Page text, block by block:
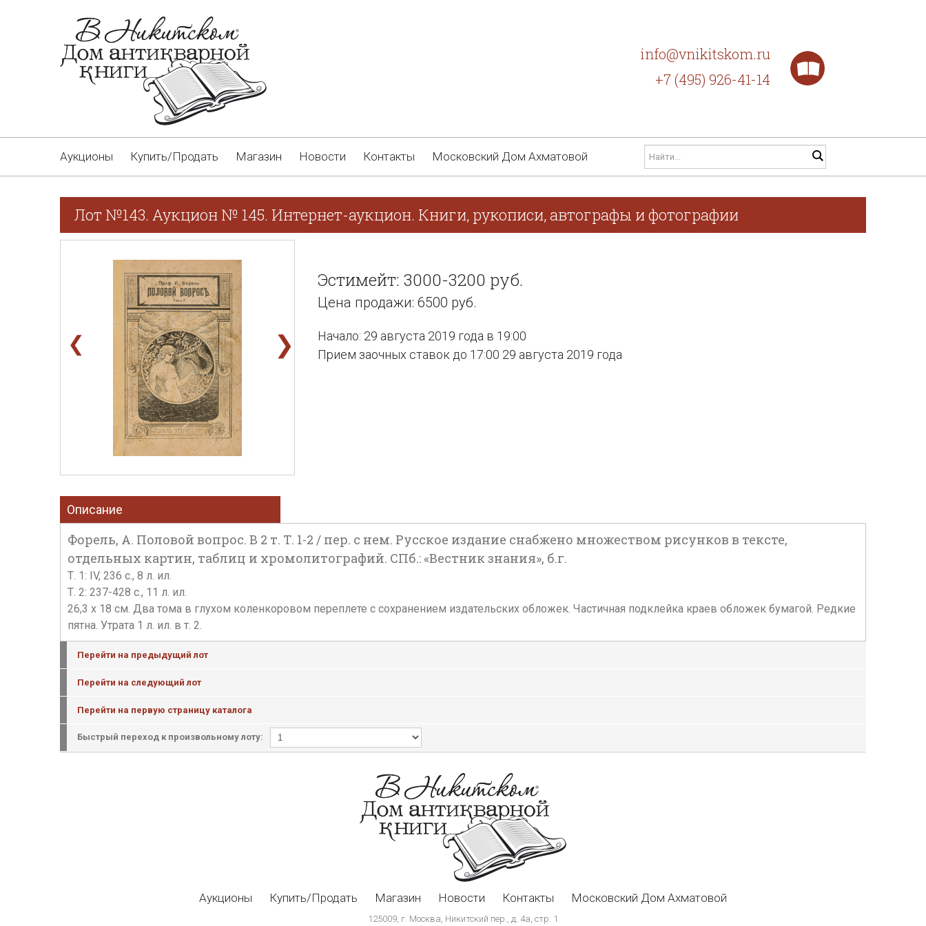
info@vnikitskom.ru
+7 (495) 926-41-14
Аукционы Купить/Продать Магазин Новости Контакты Московский Дом Ахматовой
Лот №143. Аукцион № 145. Интернет-аукцион. Книги, рукописи, автографы и фотографии
❮ ❯
Эстимейт: 3000-3200 руб.
Цена продажи: 6500 руб.
Начало: 29 августа 2019 года в 19:00
Прием заочных ставок до 17:00 29 августа 2019 года
Описание
Форель, А. Половой вопрос. В 2 т. Т. 1-2 / пер. с нем. Русское издание снабжено множеством рисунков в тексте,
отдельных картин, таблиц и хромолитографий. СПб.: «Вестник знания», б.г.
Т. 1: IV, 236 c., 8 л. ил.
Т. 2: 237-428 с., 11 л. ил.
26,3 х 18 см. Два тома в глухом коленкоровом переплете с сохранением издательских обложек. Частичная подклейка краев обложек бумагой. Редкие
пятна. Утрата 1 л. ил. в т. 2.
Перейти на предыдущий лот
Перейти на следующий лот
Перейти на первую страницу каталога
Быстрый переход к произвольному лоту:
Аукционы Купить/Продать Магазин Новости Контакты Московский Дом Ахматовой
125009, г. Москва, Никитский пер., д. 4а, стр. 1